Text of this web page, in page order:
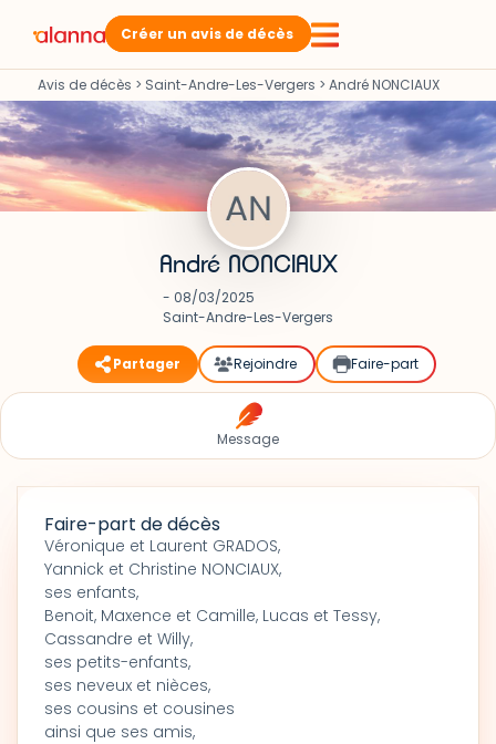
Créer un avis de décès
Avis de décès > Saint-Andre-Les-Vergers > André NONCIAUX
André NONCIAUX
- 08/03/2025
Saint-Andre-Les-Vergers
Partager Rejoindre Faire-part
Message
Faire-part de décès
Véronique et Laurent GRADOS,
Yannick et Christine NONCIAUX,
ses enfants,
Benoit, Maxence et Camille, Lucas et Tessy,
Cassandre et Willy,
ses petits-enfants,
ses neveux et nièces,
ses cousins et cousines
ainsi que ses amis,